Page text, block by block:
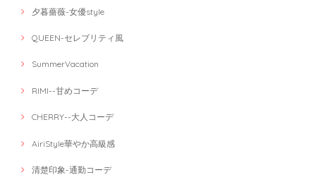
夕暮薔薇-女優style
QUEEN-セレブリティ風
SummerVacation
RIMI--甘めコーデ
CHERRY--大人コーデ
AiriStyle華やか高級感
清楚印象-通勤コーデ